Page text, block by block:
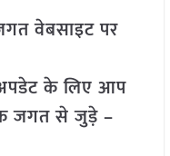
वेबसाइट पर
के लिए आप
जगत से जुड़े –